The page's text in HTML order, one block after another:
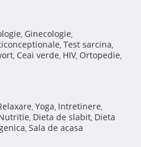
, Ginecologie,
, Test sarcina,
, Ceai verde, HIV, Ortopedie,
, Yoga, Intretinere,
, Dieta de slabit, Dieta
, Sala de acasa